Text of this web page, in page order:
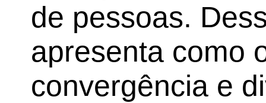
de pessoas.
apresenta como
convergência e